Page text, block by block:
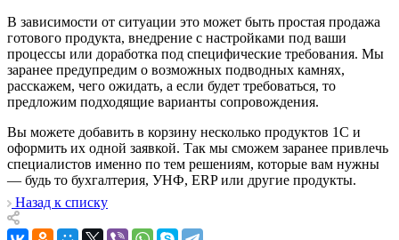
В зависимости от ситуации это может быть простая продажа
готового продукта, внедрение с настройками под ваши
процессы или доработка под специфические требования. Мы
заранее предупредим о возможных подводных камнях,
расскажем, чего ожидать, а если будет требоваться, то
предложим подходящие варианты сопровождения.
Вы можете добавить в корзину несколько продуктов 1С и
оформить их одной заявкой. Так мы сможем заранее привлечь
специалистов именно по тем решениям, которые вам нужны
— будь то бухгалтерия, УНФ, ERP или другие продукты.
Назад к списку